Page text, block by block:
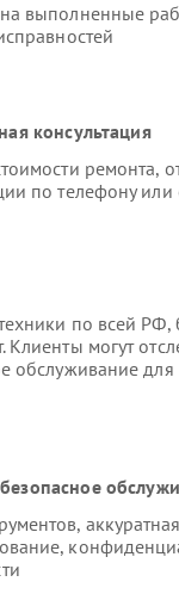
выполненные
консультация
ремонта,
по телефону
по всей РФ,
могут
обслуживание